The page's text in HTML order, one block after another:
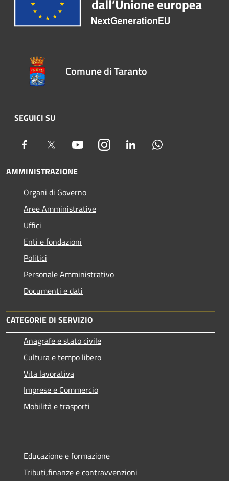
Comune di Taranto
SEGUICI SU
Facebook Twitter YoutubeInstagram LinkedIn
AMMINISTRAZIONE
Organi di Governo
Aree Amministrative
Uffici
Enti e fondazioni
Politici
Personale Amministrativo
Documenti e dati
CATEGORIE DI SERVIZIO
Anagrafe e stato civile
Cultura e tempo libero
Vita lavorativa
Imprese e Commercio
Mobilità e trasporti
Educazione e formazione
Tributi,finanze e contravvenzioni